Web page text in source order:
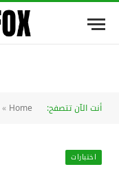
أنت الآن تتصفح: Home
»
اختبارات